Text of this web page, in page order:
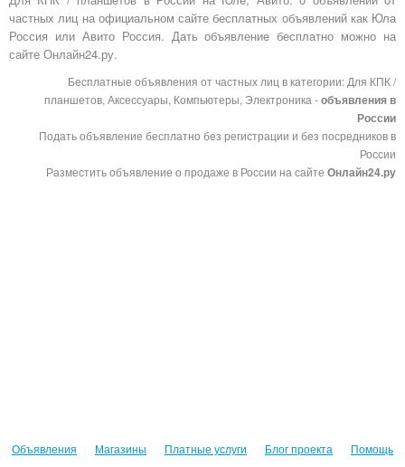
частных лиц на официальном сайте бесплатных объявлений как Юла
Россия или Авито Россия. Дать объявление бесплатно можно на
сайте Онлайн24.ру.
Бесплатные объявления от частных лиц в категории: Для КПК /
планшетов, Аксессуары, Компьютеры, Электроника -объявления в
России
Подать объявление бесплатно без регистрации и без посредников в
России
Разместить объявление о продаже в России на сайте Онлайн24.ру
Объявления Магазины Платные услуги Блог проекта Помощь